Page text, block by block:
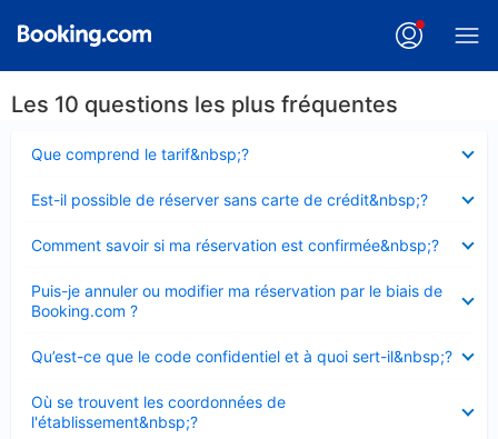
Les 10 questions les plus fréquentes
Que comprend le tarif&nbsp;?
fermé
Est-il possible de réserver sans carte de crédit&nbsp;?
fermé
Comment savoir si ma réservation est confirmée&nbsp;?
fermé
Puis-je annuler ou modifier ma réservation par le biais de
Booking.com ?
fermé
Qu’est-ce que le code confidentiel et à quoi sert-il&nbsp;?
fermé
Où se trouvent les coordonnées de
l'établissement&nbsp;?
fermé